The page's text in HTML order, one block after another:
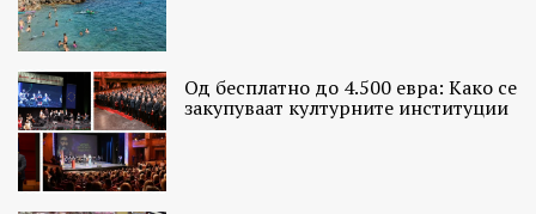
Од бесплатно до 4.500 евра: Како се
закупуваат културните институции